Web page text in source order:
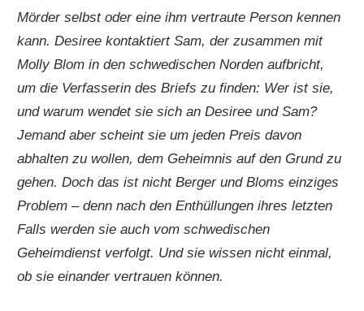
Mörder selbst oder eine ihm vertraute Person kennen
kann. Desiree kontaktiert Sam, der zusammen mit
Molly Blom in den schwedischen Norden aufbricht,
um die Verfasserin des Briefs zu finden: Wer ist sie,
und warum wendet sie sich an Desiree und Sam?
Jemand aber scheint sie um jeden Preis davon
abhalten zu wollen, dem Geheimnis auf den Grund zu
gehen. Doch das ist nicht Berger und Bloms einziges
Problem – denn nach den Enthüllungen ihres letzten
Falls werden sie auch vom schwedischen
Geheimdienst verfolgt. Und sie wissen nicht einmal,
ob sie einander vertrauen können.